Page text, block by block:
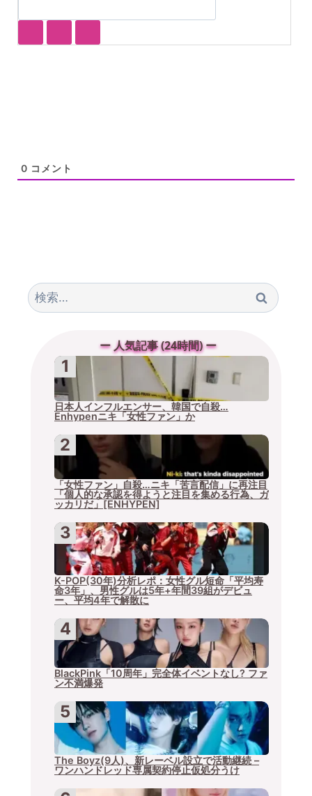
0 コメント
検
索:
ー 人気記事 (24時間) ー
日本人インフルエンサー、韓国で自殺…
Enhypenニキ「女性ファン」か
「女性ファン」自殺…ニキ「苦言配信」に再注目
「個人的な承認を得ようと注目を集める行為、ガ
ッカリだ」[ENHYPEN]
K-POP(30年)分析レポ：女性グル短命「平均寿
命3年」、男性グルは5年+年間39組がデビュ
ー、平均4年で解散に
BlackPink「10周年」完全体イベントなし? ファ
ン不満爆発
The Boyz(9人)、新レーベル設立で活動継続 –
ワンハンドレッド専属契約停止仮処分うけ